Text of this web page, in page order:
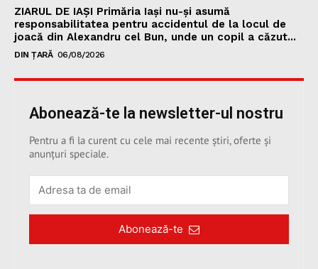
ZIARUL DE IAȘI Primăria Iași nu-și asumă
responsabilitatea pentru accidentul de la locul de
joacă din Alexandru cel Bun, unde un copil a căzut...
DIN ȚARĂ 06/08/2026
Abonează-te la newsletter-ul nostru
Pentru a fi la curent cu cele mai recente știri, oferte și
anunțuri speciale.
Abonează-te